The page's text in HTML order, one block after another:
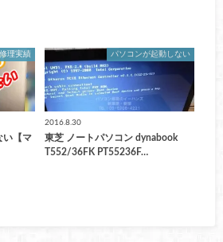
理実績
い【マ
パソコンが起動しない
2016.8.30
東芝 ノートパソコン dynabook
T552/36FK PT55236F…